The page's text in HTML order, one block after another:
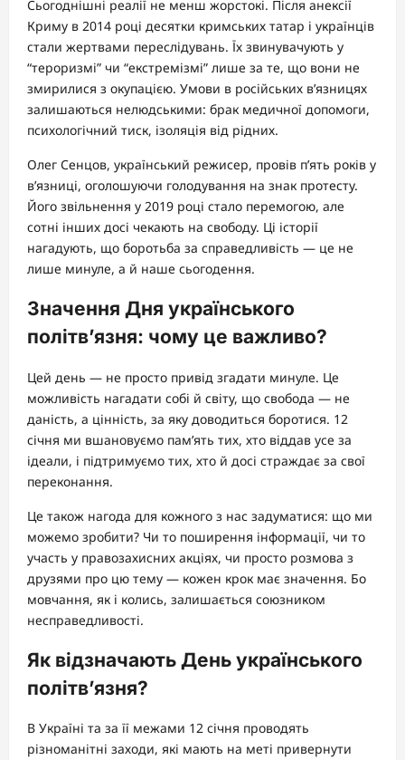
Сьогоднішні реалії не менш жорстокі. Після анексії
Криму в 2014 році десятки кримських татар і українців
стали жертвами переслідувань. Їх звинувачують у
“тероризмі” чи “екстремізмі” лише за те, що вони не
змирилися з окупацією. Умови в російських в’язницях
залишаються нелюдськими: брак медичної допомоги,
психологічний тиск, ізоляція від рідних.
Олег Сенцов, український режисер, провів п’ять років у
в’язниці, оголошуючи голодування на знак протесту.
Його звільнення у 2019 році стало перемогою, але
сотні інших досі чекають на свободу. Ці історії
нагадують, що боротьба за справедливість — це не
лише минуле, а й наше сьогодення.
Значення Дня українського
політв’язня: чому це важливо?
Цей день — не просто привід згадати минуле. Це
можливість нагадати собі й світу, що свобода — не
даність, а цінність, за яку доводиться боротися. 12
січня ми вшановуємо пам’ять тих, хто віддав усе за
ідеали, і підтримуємо тих, хто й досі страждає за свої
переконання.
Це також нагода для кожного з нас задуматися: що ми
можемо зробити? Чи то поширення інформації, чи то
участь у правозахисних акціях, чи просто розмова з
друзями про цю тему — кожен крок має значення. Бо
мовчання, як і колись, залишається союзником
несправедливості.
Як відзначають День українського
політв’язня?
В Україні та за її межами 12 січня проводять
різноманітні заходи, які мають на меті привернути